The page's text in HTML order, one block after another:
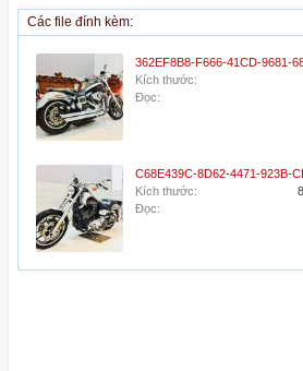
Các file đính kèm:
Kích thước:
Đọc:
Kích thước:
Đọc: